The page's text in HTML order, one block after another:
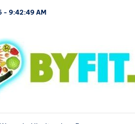
- 9:42:50 AM